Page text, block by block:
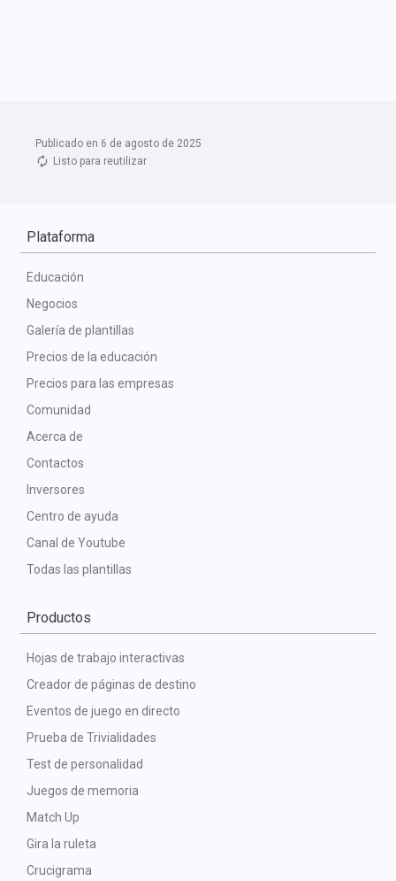
Publicado en 6 de agosto de 2025
Listo para reutilizar
Plataforma
Educación
Negocios
Galería de plantillas
Precios de la educación
Precios para las empresas
Comunidad
Acerca de
Contactos
Inversores
Centro de ayuda
Canal de Youtube
Todas las plantillas
Productos
Hojas de trabajo interactivas
Creador de páginas de destino
Eventos de juego en directo
Prueba de Trivialidades
Test de personalidad
Juegos de memoria
Match Up
Gira la ruleta
Crucigrama